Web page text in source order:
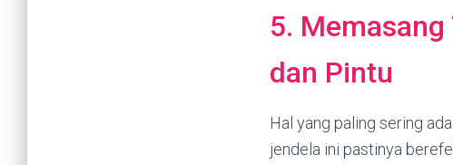
5.
dan Pintu
Hal yang paling sering
jendela ini pastinya